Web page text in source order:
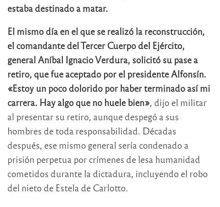
estaba destinado a matar.
El mismo día en el que se realizó la reconstrucción,
el comandante del Tercer Cuerpo del Ejército,
general Aníbal Ignacio Verdura, solicitó su pase a
retiro, que fue aceptado por el presidente Alfonsín.
«Estoy un poco dolorido por haber terminado así mi
carrera. Hay algo que no huele bien», dijo el militar
al presentar su retiro, aunque despegó a sus
hombres de toda responsabilidad. Décadas
después, ese mismo general sería condenado a
prisión perpetua por crímenes de lesa humanidad
cometidos durante la dictadura, incluyendo el robo
del nieto de Estela de Carlotto.